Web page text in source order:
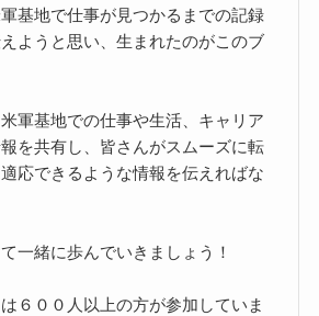
基地で仕事が見つかるまでの記録
ようと思い、生まれたのがこのブ
軍基地での仕事や生活、キャリア
を共有し、皆さんがスムーズに転
応できるような情報を伝えればな
一緒に歩んでいきましょう！
６００人以上の方が参加していま